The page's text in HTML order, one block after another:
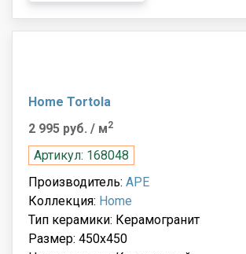
Home Tortola
2 995 руб. / м2
Артикул: 168048
Производитель: APE
Коллекция: Home
Тип керамики: Керамогранит
Размер: 450x450